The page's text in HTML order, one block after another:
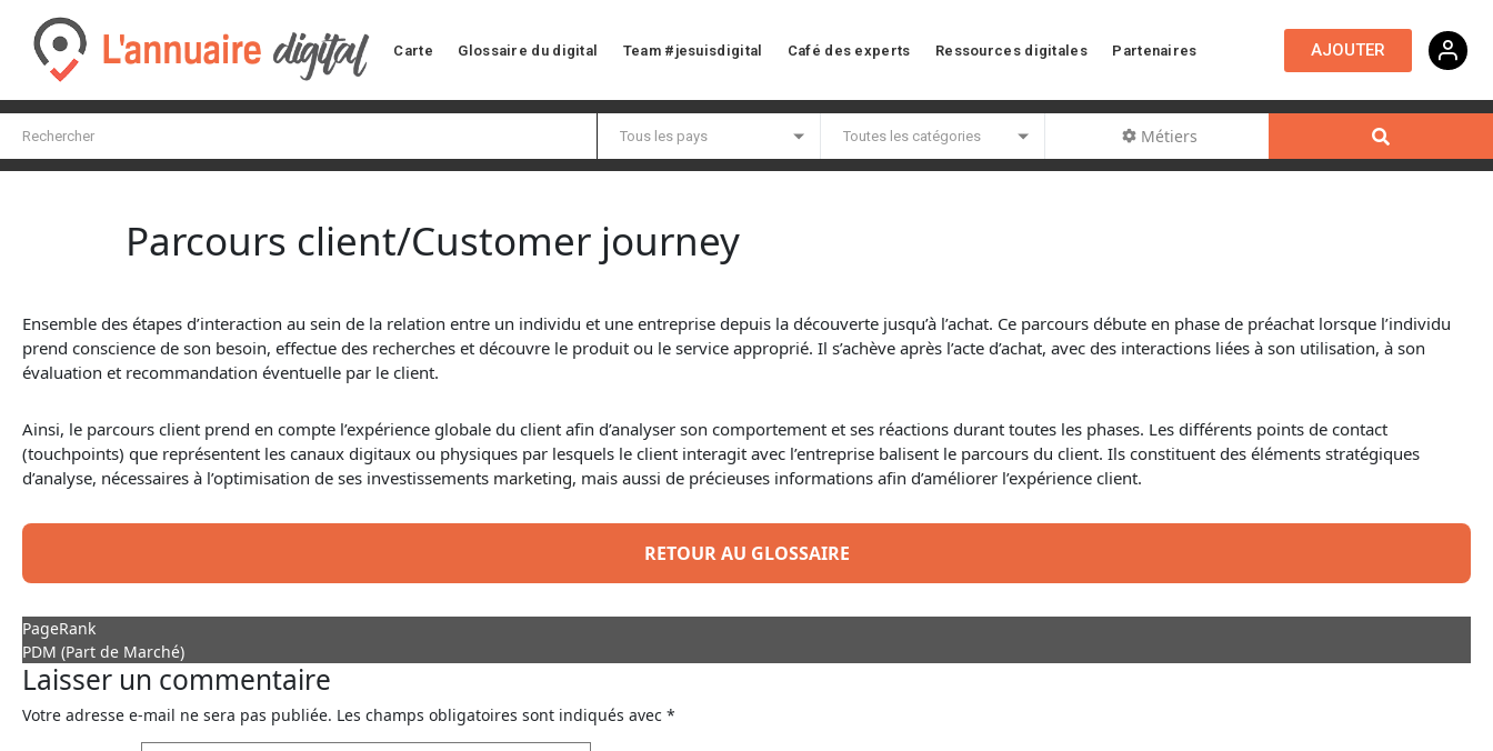
Carte Glossaire du digital Team #jesuisdigital Café des experts Ressources digitales Partenaires AJOUTER
Métiers
Parcours client/Customer journey
Ensemble des étapes d’interaction au sein de la relation entre un individu et une entreprise depuis la découverte jusqu’à l’achat. Ce parcours débute en phase de préachat lorsque l’individu
prend conscience de son besoin, effectue des recherches et découvre le produit ou le service approprié. Il s’achève après l’acte d’achat, avec des interactions liées à son utilisation, à son
évaluation et recommandation éventuelle par le client.
Ainsi, le parcours client prend en compte l’expérience globale du client afin d’analyser son comportement et ses réactions durant toutes les phases. Les différents points de contact
(touchpoints) que représentent les canaux digitaux ou physiques par lesquels le client interagit avec l’entreprise balisent le parcours du client. Ils constituent des éléments stratégiques
d’analyse, nécessaires à l’optimisation de ses investissements marketing, mais aussi de précieuses informations afin d’améliorer l’expérience client.
RETOUR AU GLOSSAIRE
PageRank
PDM (Part de Marché)
Laisser un commentaire
Votre adresse e-mail ne sera pas publiée. Les champs obligatoires sont indiqués avec *